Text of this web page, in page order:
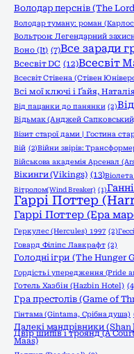
Володар перснів (The
Володар туману: роман (Карлос
Вольтрон: Легендарний
Воно (It) (7)Все заради
Всесвіт DC (12)Всесвіт
Всесвіт Стівена (Стівен
Всі мої ключі і Ґайя,
Від пацанки до панянки (2)
Відьмак (Анджей
Візит старої дами | Гостина
Вій (2)Війни звірів:
Військова академія Арсенал
Вікинги (Vikings) (13)
Вітролом(Wind Breaker) (1)
Гаррі Поттер
Гаррі Поттер (Ера
Геркулес (Hercules) 1997 (2)
Говард Філіпс Лавкрафт (2)
Голодні ігри (The Hunger
Гордість і упередження (Pride
Готель Хазбін (Hazbin Hotel)
Гра престолів (Game of
Гінтама (Gintama, Срібна душа)
Далекі мандрівники (Shan
Двір шипів і троянд (A
Maas)